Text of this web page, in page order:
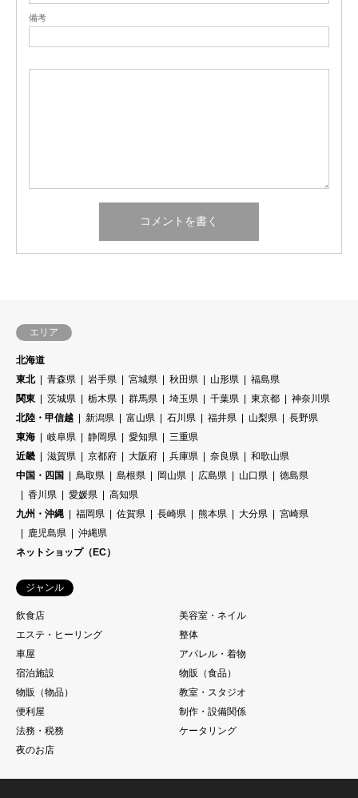
備考
エリア
北海道
東北
青森県 岩手県 宮城県 秋田県 山形県
福島県
関東
茨城県 栃木県 群馬県 埼玉県 千葉県 東京都
神奈川県
北陸・甲信越
新潟県 富山県 石川県 福井県 山梨県
長野県
東海
岐阜県 静岡県 愛知県
三重県
近畿
滋賀県 京都府 大阪府 兵庫県 奈良県
和歌山県
中国・四国
鳥取県 島根県 岡山県 広島県 山口県
徳島県
香川県
愛媛県
高知県
九州・沖縄
福岡県 佐賀県 長崎県 熊本県 大分県
宮崎県
鹿児島県
沖縄県
ネットショップ（EC）
ジャンル
飲食店
美容室・ネイル
エステ・ヒーリング
整体
車屋
アパレル・着物
宿泊施設
物販（食品）
物販（物品）
教室・スタジオ
便利屋
制作・設備関係
法務・税務
ケータリング
夜のお店